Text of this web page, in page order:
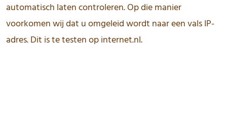
automatisch laten controleren. Op die manier
voorkomen wij dat u omgeleid wordt naar een vals IP-
adres. Dit is te testen op internet.nl.